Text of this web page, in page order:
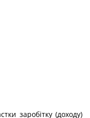
заробітку (доходу)